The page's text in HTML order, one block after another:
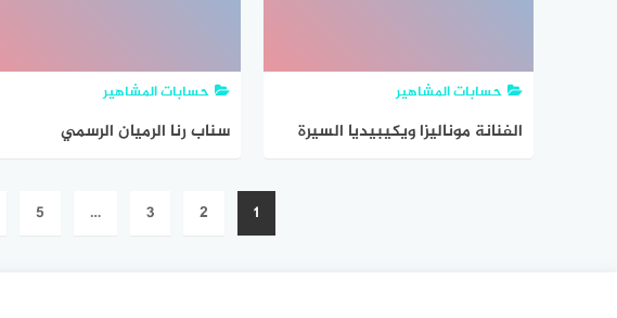
حسابات المشاهير
الفنانة موناليزا ويكيبيديا السيرة
حسابات المشاهير
سناب رنا الرميان الرسمي
1
2
3
…
5